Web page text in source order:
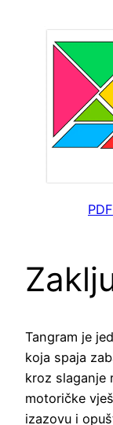
PDF
Tangram je
koja spaja
kroz slaganje
motoričke
izazovu i